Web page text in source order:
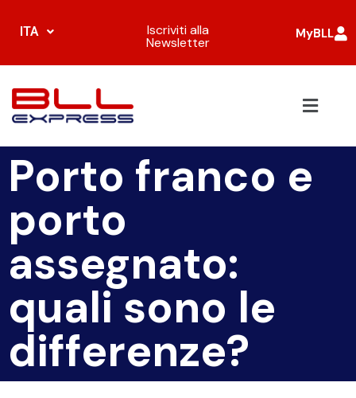
ITA Iscriviti alla
Newsletter
MyBLL
Porto franco e
porto
assegnato:
quali sono le
differenze?